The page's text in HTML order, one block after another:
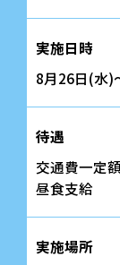
実施日時
8月26日(水
待遇
交通費一定
昼食支給
実施場所